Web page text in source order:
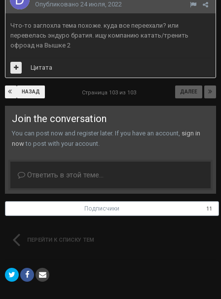
Опубликовано 24 июля, 2022
Что-то заглохла тема похоже. куда все переехали? или
перевелась эндуро братия. ищу компанию катать/тренить
офроад на Вышке 2
Цитата
НАЗАД ДАЛЕЕ
Страница 103 из 103
Join the conversation
You can post now and register later. If you have an account, sign in
nowto post with your account.
Ответить в этой теме...
Подписчики 11
ПЕРЕЙТИ К СПИСКУ ТЕМ